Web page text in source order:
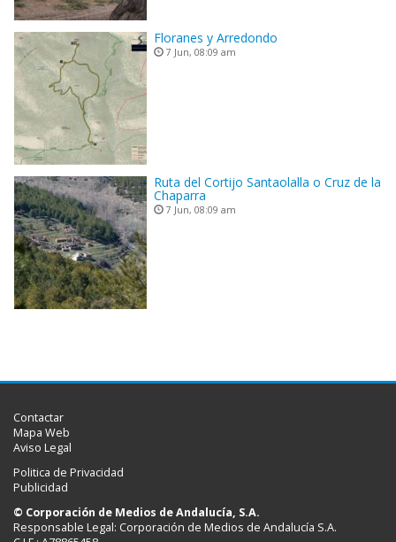
Floranes y Arredondo
7 Jun, 08:09 am
Ruta del Cortijo Santaolalla o Cruz de la
Chaparra
7 Jun, 08:09 am
Contactar
Mapa Web
Aviso Legal
Politica de Privacidad
Publicidad
© Corporación de Medios de Andalucía, S.A.
Responsable Legal: Corporación de Medios de Andalucía S.A.